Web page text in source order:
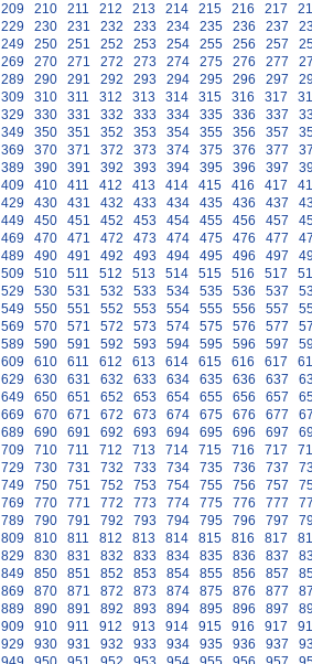
209 210 211 212 213 214 215 216 217
229 230 231 232 233 234 235 236 237
249 250 251 252 253 254 255 256 257
269 270 271 272 273 274 275 276 277
289 290 291 292 293 294 295 296 297
309 310 311 312 313 314 315 316 317
329 330 331 332 333 334 335 336 337
349 350 351 352 353 354 355 356 357
369 370 371 372 373 374 375 376 377
389 390 391 392 393 394 395 396 397
409 410 411 412 413 414 415 416 417
429 430 431 432 433 434 435 436 437
449 450 451 452 453 454 455 456 457
469 470 471 472 473 474 475 476 477
489 490 491 492 493 494 495 496 497
509 510 511 512 513 514 515 516 517
529 530 531 532 533 534 535 536 537
549 550 551 552 553 554 555 556 557
569 570 571 572 573 574 575 576 577
589 590 591 592 593 594 595 596 597
609 610 611 612 613 614 615 616 617
629 630 631 632 633 634 635 636 637
649 650 651 652 653 654 655 656 657
669 670 671 672 673 674 675 676 677
689 690 691 692 693 694 695 696 697
709 710 711 712 713 714 715 716 717
729 730 731 732 733 734 735 736 737
749 750 751 752 753 754 755 756 757
769 770 771 772 773 774 775 776 777
789 790 791 792 793 794 795 796 797
809 810 811 812 813 814 815 816 817
829 830 831 832 833 834 835 836 837
849 850 851 852 853 854 855 856 857
869 870 871 872 873 874 875 876 877
889 890 891 892 893 894 895 896 897
909 910 911 912 913 914 915 916 917
929 930 931 932 933 934 935 936 937